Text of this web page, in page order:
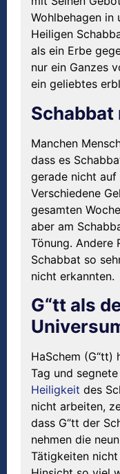
Wohlbehagen in
Heiligen
als ein Erbe
nur ein Ganzes
ein geliebtes
Schabbat
Manchen
dass es
gerade nicht auf
Verschiedene
gesamten
aber am
Tönung. Andere
Schabbat so
nicht erkannten.
G“tt als
HaSchem (G“tt)
Tag und
Heiligkeit des
nicht arbeiten,
dass G“tt der
nehmen die
Tätigkeiten